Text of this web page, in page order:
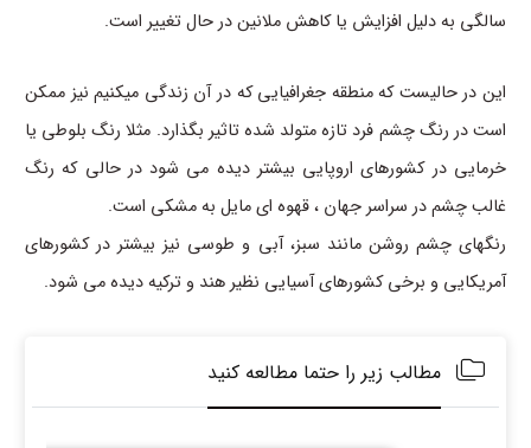
سالگی به دلیل افزایش یا کاهش ملانین در حال تغییر است.
این در حالیست که منطقه جغرافیایی که در آن زندگی میکنیم نیز ممکن
است در رنگ چشم فرد تازه متولد شده تاثیر بگذارد. مثلا رنگ بلوطی یا
خرمایی در کشورهای اروپایی بیشتر دیده می شود در حالی که رنگ
غالب چشم در سراسر جهان ، قهوه ای مایل به مشکی است.
رنگهای چشم روشن مانند سبز، آبی و طوسی نیز بیشتر در کشورهای
آمریکایی و برخی کشورهای آسیایی نظیر هند و ترکیه دیده می شود.
مطالب زیر را حتما مطالعه کنید